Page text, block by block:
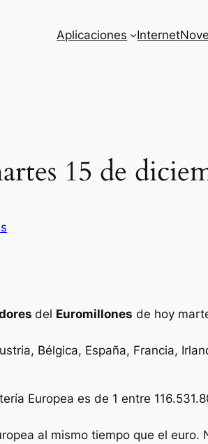
Aplicaciones Internet
15 de
del Euromillones de hoy
Bélgica, España, Francia,
Europea es de 1 entre
al mismo tiempo que el